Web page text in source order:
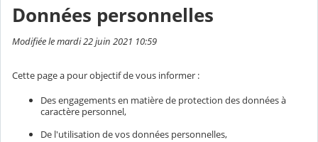
Données personnelles
Modifiée le mardi 22 juin 2021 10:59
Cette page a pour objectif de vous informer :
Des engagements en matière de protection des données à
caractère personnel,
De l'utilisation de vos données personnelles,